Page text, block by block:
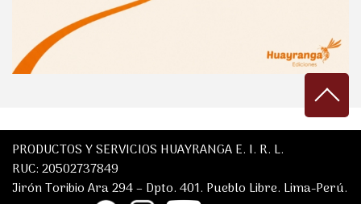
PRODUCTOS Y SERVICIOS HUAYRANGA E. I. R. L.
RUC: 20502737849
Jirón Toribio Ara 294 – Dpto. 401. Pueblo Libre. Lima-Perú.